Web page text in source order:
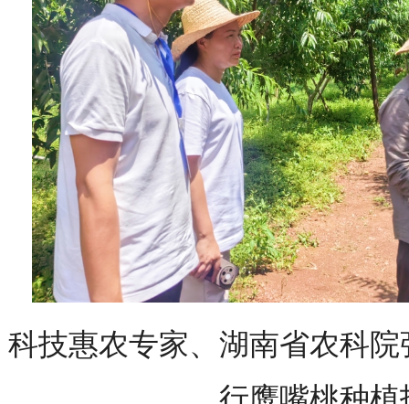
科技惠农专家、湖南省农科